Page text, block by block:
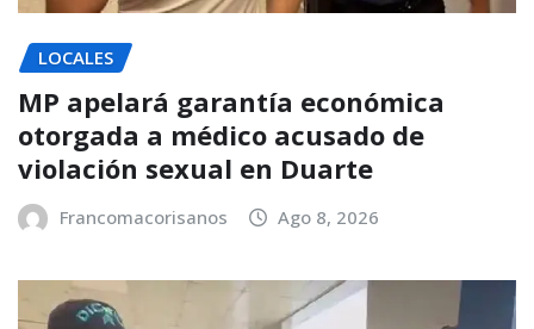
LOCALES
MP apelará garantía económica
otorgada a médico acusado de
violación sexual en Duarte
Francomacorisanos Ago 8, 2026